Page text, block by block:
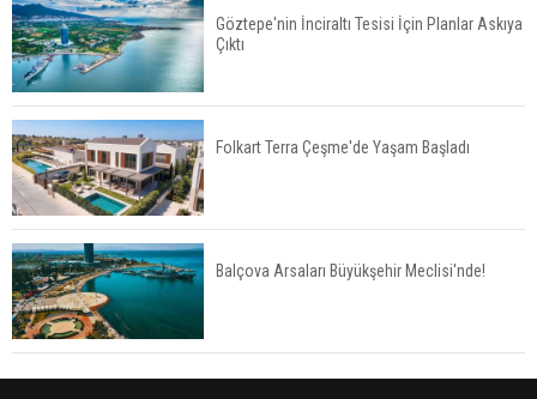
TOKİ'nin Kiralık Sosyal Konut Modeli Kiraları
Düşürür Mü?
İkinci El Konut Fiyatları İspanya'da Bir Yılda
Yüzde 16,2 Arttı
Konut Satışları Güçlü Seyrini Korudu Yabancıya
Göztepe'nin İnciraltı Tesisi İçin Planlar Askıya
Çıktı
Folkart Terra Çeşme'de Yaşam Başladı
Balçova Arsaları Büyükşehir Meclisi'nde!